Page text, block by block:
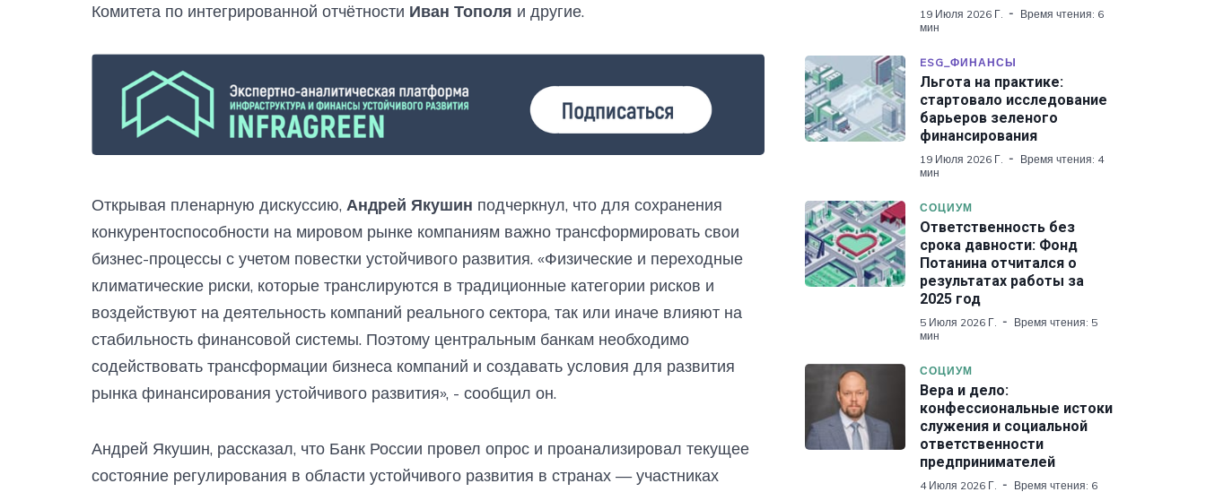
Комитета по интегрированной отчётности Иван Тополя и другие.
Открывая пленарную дискуссию, Андрей Якушин подчеркнул, что для сохранения
конкурентоспособности на мировом рынке компаниям важно трансформировать свои
бизнес-процессы с учетом повестки устойчивого развития. «Физические и переходные
климатические риски, которые транслируются в традиционные категории рисков и
воздействуют на деятельность компаний реального сектора, так или иначе влияют на
стабильность финансовой системы. Поэтому центральным банкам необходимо
содействовать трансформации бизнеса компаний и создавать условия для развития
рынка финансирования устойчивого развития», - сообщил он.
Андрей Якушин, рассказал, что Банк России провел опрос и проанализировал текущее
состояние регулирования в области устойчивого развития в странах — участниках
19 Июля 2026 Г.
Время чтения: 6
мин
ESG_ФИНАНСЫ
Льгота на практике:
стартовало исследование
барьеров зеленого
финансирования
19 Июля 2026 Г.
Время чтения: 4
мин
СОЦИУМ
Ответственность без
срока давности: Фонд
Потанина отчитался о
результатах работы за
2025 год
5 Июля 2026 Г.
Время чтения: 5
мин
СОЦИУМ
Вера и дело:
конфессиональные истоки
служения и социальной
ответственности
предпринимателей
4 Июля 2026 Г.
Время чтения: 6